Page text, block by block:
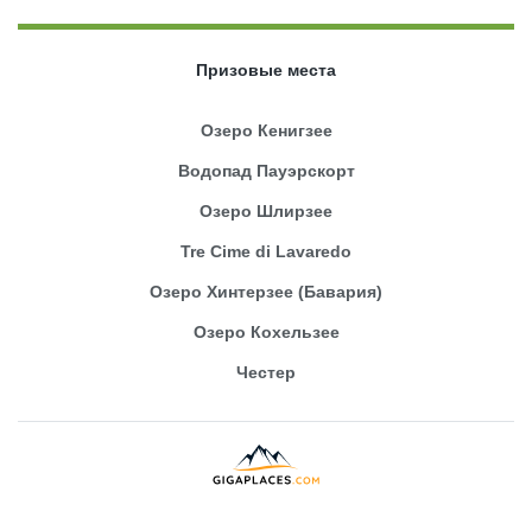
Призовые места
Озеро Кенигзее
Водопад Пауэрскорт
Озеро Шлирзее
Tre Cime di Lavaredo
Озеро Хинтерзее (Бавария)
Озеро Кохельзее
Честер